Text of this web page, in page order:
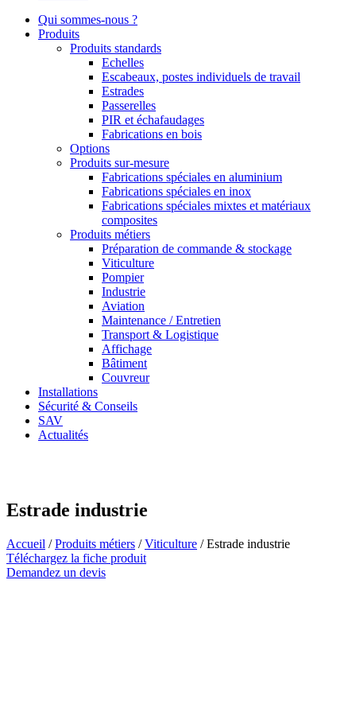
Qui sommes-nous ?
Produits
Produits standards
Echelles
Escabeaux, postes individuels de travail
Estrades
Passerelles
PIR et échafaudages
Fabrications en bois
Options
Produits sur-mesure
Fabrications spéciales en aluminium
Fabrications spéciales en inox
Fabrications spéciales mixtes et matériaux
composites
Produits métiers
Préparation de commande & stockage
Viticulture
Pompier
Industrie
Aviation
Maintenance / Entretien
Transport & Logistique
Affichage
Bâtiment
Couvreur
Installations
Sécurité & Conseils
SAV
Actualités
Estrade industrie
Accueil /Produits métiers /Viticulture / Estrade industrie
Téléchargez la fiche produit
Demandez un devis